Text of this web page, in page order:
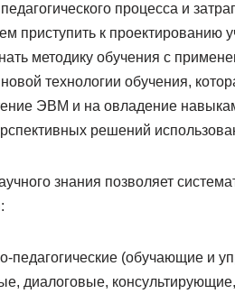
педагогического процесса и
приступить к проектированию
методику обучения с
технологии обучения,
ЭВМ и на овладение
решений
знания позволяет
педагогические (обучающие и
диалоговые,